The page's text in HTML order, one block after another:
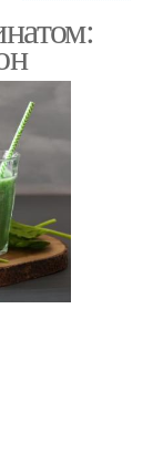
шпинатом
со шпинатом
шпинатом